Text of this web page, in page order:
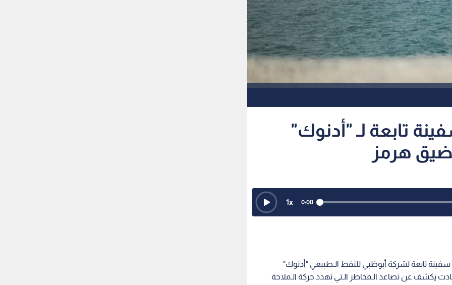
تابعة لـ "أدنوك"
هرمز
0:00
1x
سفينة تابعة لشركة أبوظبي للنفط الـطبيعي "أدنوك"
يكشف عن تصاعد الـمخاطر الـتي تهدد حركة الـملاحة